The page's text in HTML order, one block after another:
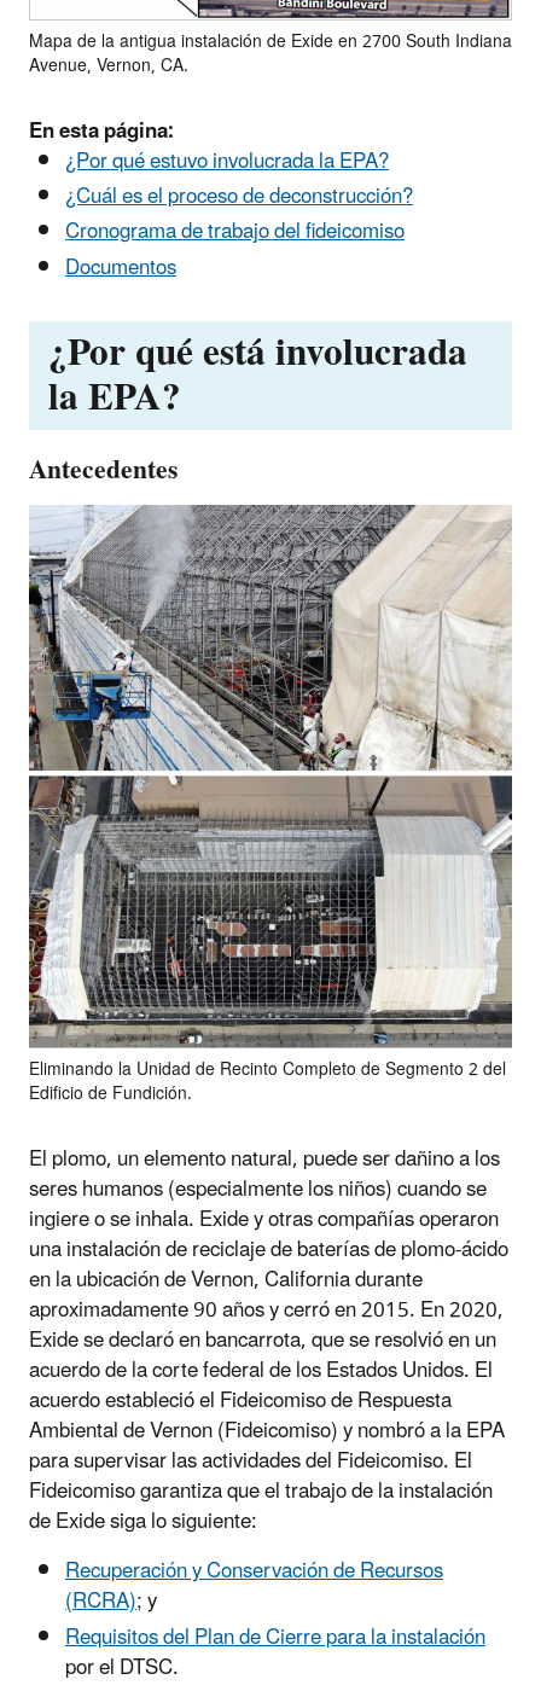
Mapa de la antigua instalación de Exide en 2700 South Indiana
Avenue, Vernon, CA.
En esta página:
¿Por qué estuvo involucrada la EPA?
¿Cuál es el proceso de deconstrucción?
Cronograma de trabajo del fideicomiso
Documentos
¿Por qué está involucrada
la EPA?
Antecedentes
Eliminando la Unidad de Recinto Completo de Segmento 2 del
Edificio de Fundición.
El plomo, un elemento natural, puede ser dañino a los
seres humanos (especialmente los niños) cuando se
ingiere o se inhala. Exide y otras compañías operaron
una instalación de reciclaje de baterías de plomo-ácido
en la ubicación de Vernon, California durante
aproximadamente 90 años y cerró en 2015. En 2020,
Exide se declaró en bancarrota, que se resolvió en un
acuerdo de la corte federal de los Estados Unidos. El
acuerdo estableció el Fideicomiso de Respuesta
Ambiental de Vernon (Fideicomiso) y nombró a la EPA
para supervisar las actividades del Fideicomiso. El
Fideicomiso garantiza que el trabajo de la instalación
de Exide siga lo siguiente:
Recuperación y Conservación de Recursos
(RCRA); y
Requisitos del Plan de Cierre para la instalación
por el DTSC.